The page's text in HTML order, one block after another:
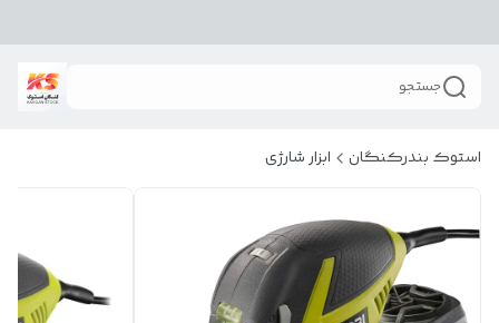
جستجو
استوک بندرکنگان ابزار شارژی